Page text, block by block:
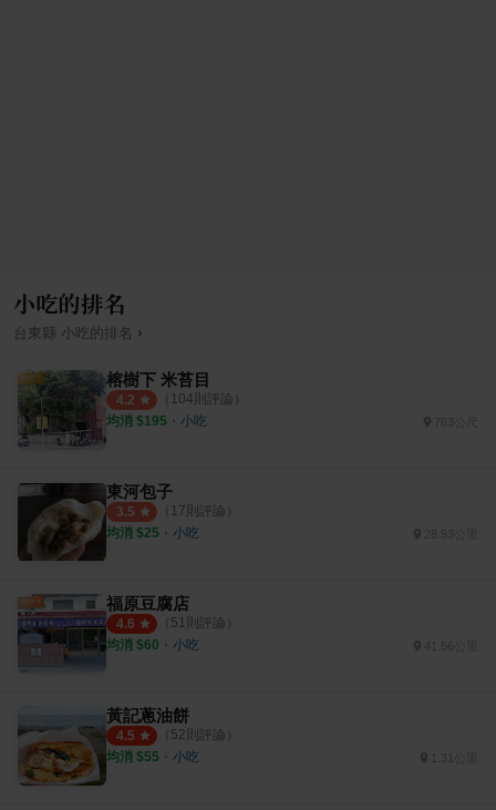
小吃的排名
台東縣 小吃 的排名 ›
榕樹下 米苔目
4.2 （ 104則評論）
均消 $195 ・ 小吃
東河包子
3.5 （ 17則評論）
均消 $25 ・ 小吃 28.53公里
福原豆腐店
4.6 （ 51則評論）
均消 $60 ・ 小吃 41.56公里
黃記蔥油餅
4.5 （ 52則評論）
均消 $55 ・ 小吃